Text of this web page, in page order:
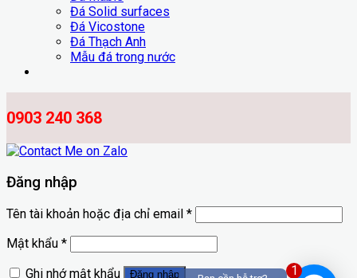
Đá Solid surfaces
Đá Vicostone
Đá Thạch Anh
Mẫu đá trong nước
0903 240 368
1
Đăng nhập
Tên tài khoản hoặc địa chỉ email *
Mật khẩu *
Ghi nhớ mật khẩu
Đăng nhập